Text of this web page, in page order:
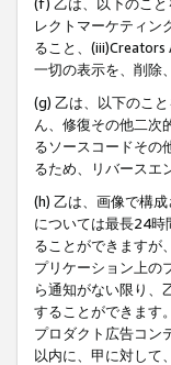
レクトマーケティン
ること、(iii)Creators
一切の表示を、削除
(g) 乙は、以下のこ
ん、修復その他二次
るソースコードその
るため、リバースエ
(h) 乙は、画像で構
については最長24時
ることができますが
プリケーション上の
ら通知がない限り
することができます
プロダクト広告コン
以内に、甲に対して